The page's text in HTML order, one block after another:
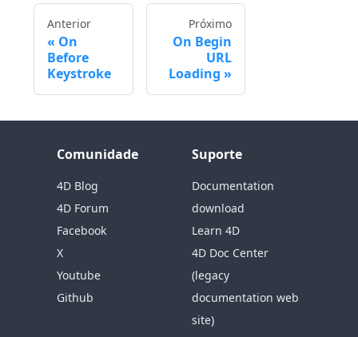
Anterior
On
Before
Keystroke
Próximo
On Begin
URL
Loading
Comunidade
4D Blog
4D Forum
Facebook
X
Youtube
Github
Suporte
Documentation
download
Learn 4D
4D Doc Center
(legacy
documentation web
site)